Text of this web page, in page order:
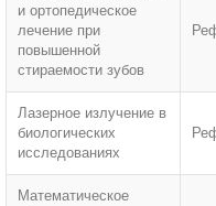
и ортопедическое
лечение при
повышенной
стираемости зубов
Лазерное излучение в
биологических
исследованиях
Математическое